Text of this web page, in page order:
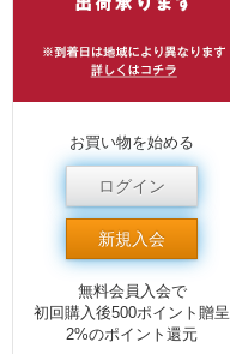
お買い物を始める
ログイン
新規入会
無料会員入会で
初回購入後500ポイント贈呈
2%のポイント還元